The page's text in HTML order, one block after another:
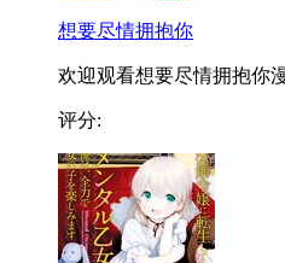
想要尽情拥抱你
欢迎观看想要尽情拥抱你
评分: